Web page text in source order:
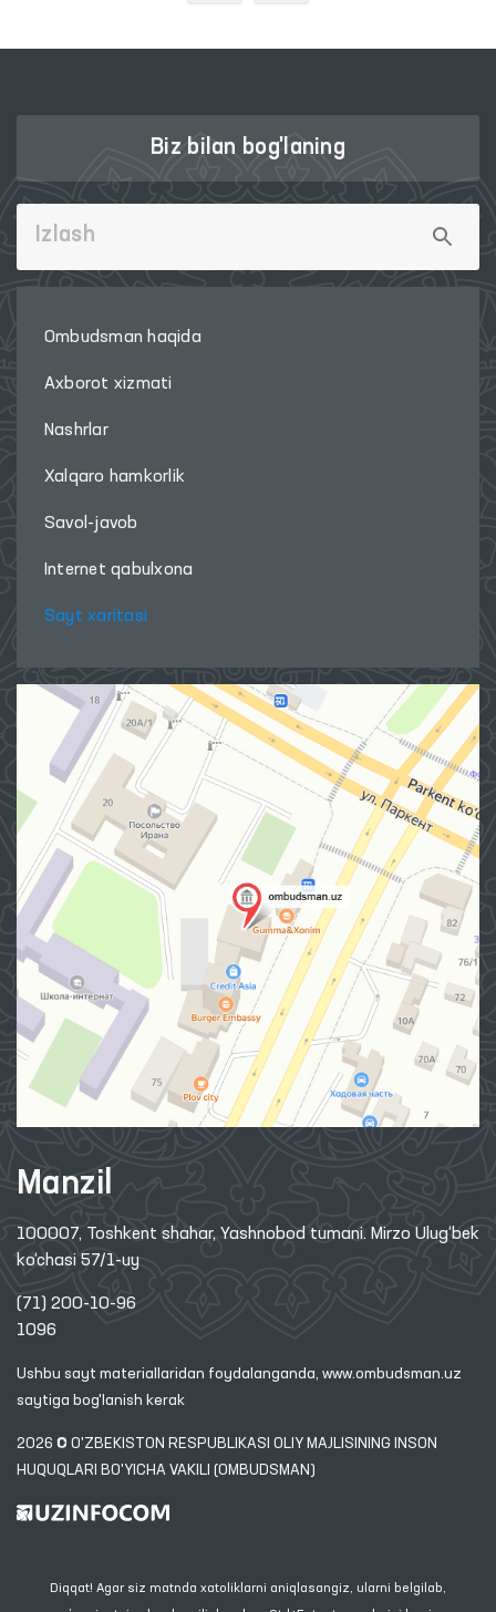
Biz bilan bog'laning
Ombudsman haqida
Axborot xizmati
Nashrlar
Xalqaro hamkorlik
Savol-javob
Internet qabulxona
Sayt xaritasi
Manzil
100007, Toshkent shahar, Yashnobod tumani. Mirzo Ulug‘bek
ko‘chasi 57/1-uy
(71) 200-10-96
1096
Ushbu sayt materiallaridan foydalanganda, www.ombudsman.uz
saytiga bog'lanish kerak
2026 © O'ZBEKISTON RESPUBLIKASI OLIY MAJLISINING INSON
HUQUQLARI BO'YICHA VAKILI (OMBUDSMAN)
Diqqat! Agar siz matnda xatoliklarni aniqlasangiz, ularni belgilab,